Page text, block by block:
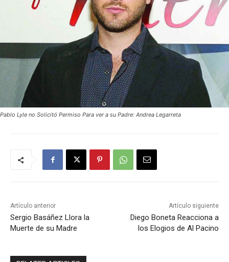
Pablo Lyle no Solicitó Permiso Para ver a su Padre: Andrea Legarreta
Artículo anterior
Sergio Basáñez Llora la
Muerte de su Madre
Artículo siguiente
Diego Boneta Reacciona a
los Elogios de Al Pacino